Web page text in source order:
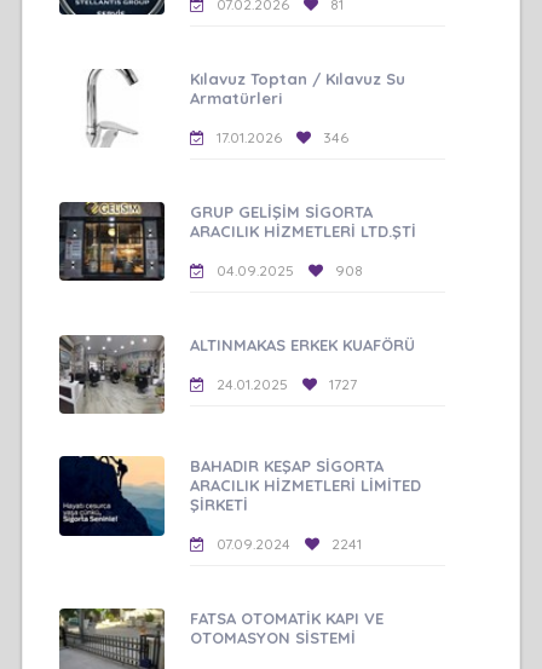
07.02.2026 81
Kılavuz Toptan / Kılavuz Su
Armatürleri
17.01.2026 346
GRUP GELİŞİM SİGORTA
ARACILIK HİZMETLERİ LTD.ŞTİ
04.09.2025 908
ALTINMAKAS ERKEK KUAFÖRÜ
24.01.2025 1727
BAHADIR KEŞAP SİGORTA
ARACILIK HİZMETLERİ LİMİTED
ŞİRKETİ
07.09.2024 2241
FATSA OTOMATİK KAPI VE
OTOMASYON SİSTEMİ